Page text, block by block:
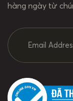
hàng ngày từ